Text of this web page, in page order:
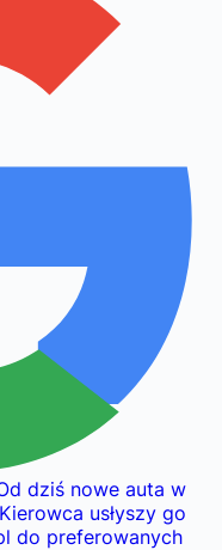
dziś nowe auta w
usłyszy go
do preferowanych